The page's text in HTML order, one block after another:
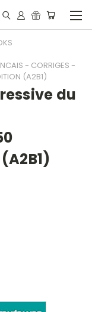
- CORRIGES -
(A2B1)
du